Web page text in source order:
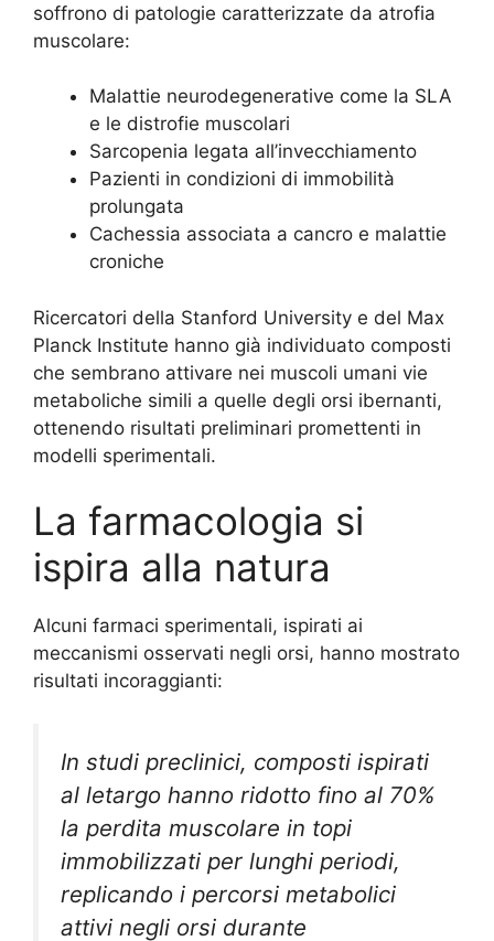
soffrono di patologie caratterizzate da atrofia
muscolare:
Malattie neurodegenerative come la SLA
e le distrofie muscolari
Sarcopenia legata all’invecchiamento
Pazienti in condizioni di immobilità
prolungata
Cachessia associata a cancro e malattie
croniche
Ricercatori della Stanford University e del Max
Planck Institute hanno già individuato composti
che sembrano attivare nei muscoli umani vie
metaboliche simili a quelle degli orsi ibernanti,
ottenendo risultati preliminari promettenti in
modelli sperimentali.
La farmacologia si
ispira alla natura
Alcuni farmaci sperimentali, ispirati ai
meccanismi osservati negli orsi, hanno mostrato
risultati incoraggianti:
In studi preclinici, composti ispirati
al letargo hanno ridotto fino al 70%
la perdita muscolare in topi
immobilizzati per lunghi periodi,
replicando i percorsi metabolici
attivi negli orsi durante